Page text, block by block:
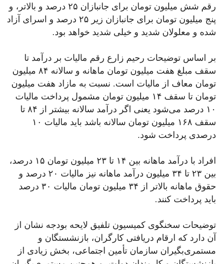
رقم شش میلیون تومان برای جانبازان ۲۵ درصد و بالاتر، و
پنج میلیون تومان برای جانبازان زیر ۲۵ درصد و اسرای آزاد
شده و معلولان شدید و خیلی شدید خواهد بود.
بر اساس توضیحات رحیم زارع رقم مالیات بر درآمد تا
سقف مبلغ هفت میلیون تومان ماهانه و سالانه ۸۴ میلیون
تومان معاف از مالیات است. نسبت به مازاد هفت میلیون
تومان تا سقف ۱۴ میلیون تومان مشمول پرداخت مالیات
۱۰ درصد می‌شود یعنی اگر درآمد سالانه بیشتر از ۸۴ تا
سقف ۱۶۸ میلیون تومان سالانه باشد باید مالیات ۱۰
درصدی پرداخت شود.
افراد با درآمد ماهانه بین ۱۴ تا ۲۳ میلیون تومان ۱۵ درصد،
بین ۲۳ تا ۳۴ میلیون درآمد ماهانه نیز مالیات ۲۰ درصد و
حقوق ماهانه بالاتر از ۳۴ میلیون تومان مالیات ۳۰ درصد
باید پرداخت کنند.
توضیحات سخنگوی کمیسیون تلفیق لایحه بودجه نشان از
آن دارد که ارقام دریافتی کارگران، بازنشستگان و
مستمری‌بگیران سازمان تأمین اجتماعی، بخش زیادی از